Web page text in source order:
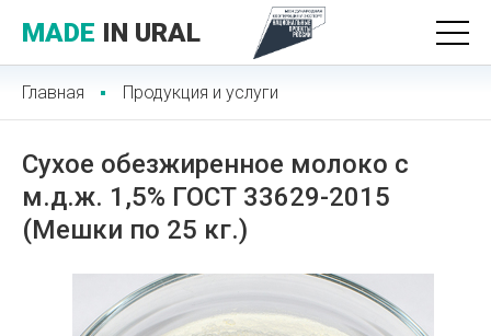
MADE IN URAL
Главная Продукция и услуги
Сухое обезжиренное молоко с
м.д.ж. 1,5% ГОСТ 33629-2015
(Мешки по 25 кг.)